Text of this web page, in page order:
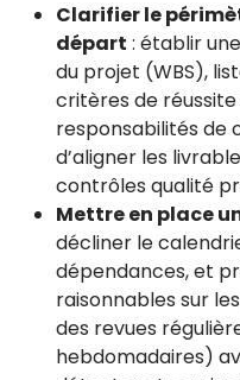
Clarifier le
départ : établir
du projet (WBS),
critères de
responsabilités de
d’aligner les
contrôles qualité
Mettre en place
décliner le
dépendances, et
raisonnables sur
des revues
hebdomadaires)